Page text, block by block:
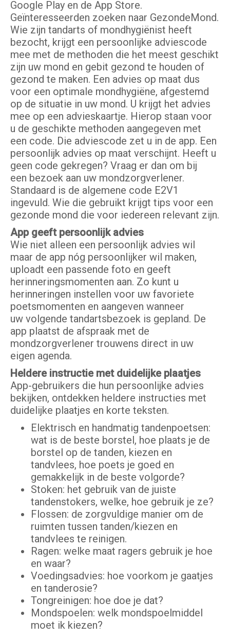
Google Play en de App Store.
Geïnteresseerden zoeken naar GezondeMond.
Wie zijn tandarts of mondhygiënist heeft
bezocht, krijgt een persoonlijke adviescode
mee met de methoden die het meest geschikt
zijn uw mond en gebit gezond te houden of
gezond te maken. Een advies op maat dus
voor een optimale mondhygiëne, afgestemd
op de situatie in uw mond. U krijgt het advies
mee op een advieskaartje. Hierop staan voor
u de geschikte methoden aangegeven met
een code. Die adviescode zet u in de app. Een
persoonlijk advies op maat verschijnt. Heeft u
geen code gekregen? Vraag er dan om bij
een bezoek aan uw mondzorgverlener.
Standaard is de algemene code E2V1
ingevuld. Wie die gebruikt krijgt tips voor een
gezonde mond die voor iedereen relevant zijn.
App geeft persoonlijk advies
Wie niet alleen een persoonlijk advies wil
maar de app nóg persoonlijker wil maken,
uploadt een passende foto en geeft
herinneringsmomenten aan. Zo kunt u
herinneringen instellen voor uw favoriete
poetsmomenten en aangeven wanneer
uw volgende tandartsbezoek is gepland. De
app plaatst de afspraak met de
mondzorgverlener trouwens direct in uw
eigen agenda.
Heldere instructie met duidelijke plaatjes
App-gebruikers die hun persoonlijke advies
bekijken, ontdekken heldere instructies met
duidelijke plaatjes en korte teksten.
Elektrisch en handmatig tandenpoetsen:
wat is de beste borstel, hoe plaats je de
borstel op de tanden, kiezen en
tandvlees, hoe poets je goed en
gemakkelijk in de beste volgorde?
Stoken: het gebruik van de juiste
tandenstokers, welke, hoe gebruik je ze?
Flossen: de zorgvuldige manier om de
ruimten tussen tanden/kiezen en
tandvlees te reinigen.
Ragen: welke maat ragers gebruik je hoe
en waar?
Voedingsadvies: hoe voorkom je gaatjes
en tanderosie?
Tongreinigen: hoe doe je dat?
Mondspoelen: welk mondspoelmiddel
moet ik kiezen?